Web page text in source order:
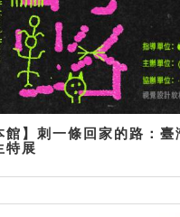
館】刺一條回家的路：
特展